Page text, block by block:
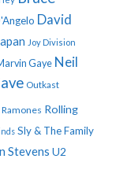
David
Joy Division
Gaye Neil
Outkast
Ramones Rolling
Sly & The Family
Stevens U2